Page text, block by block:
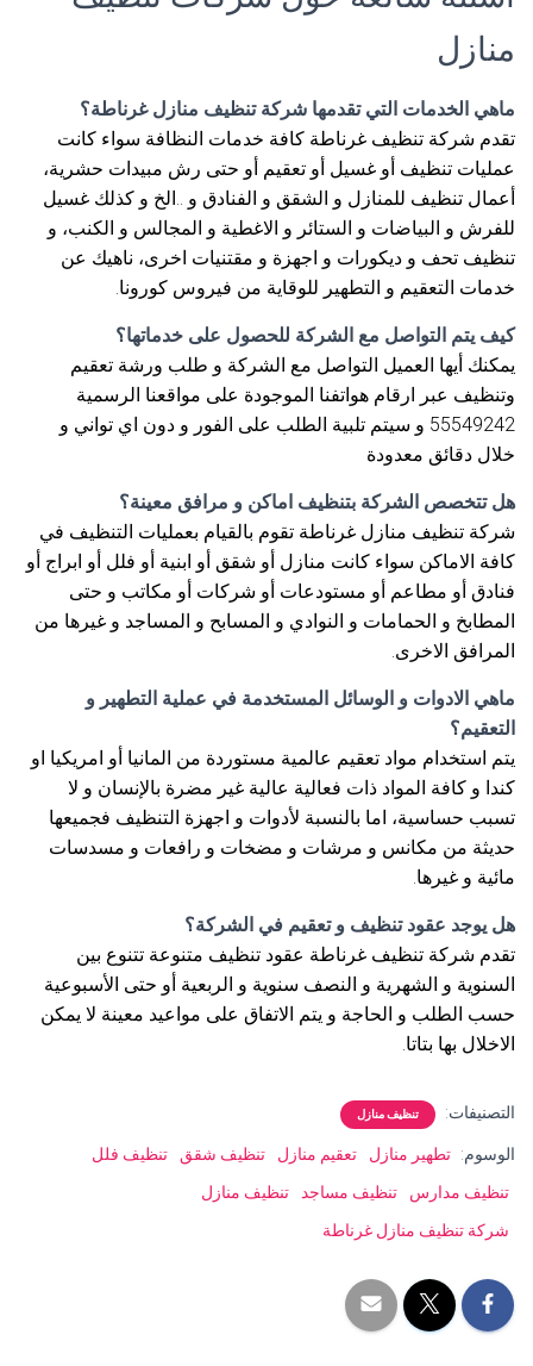
منازل
ماهي الخدمات التي تقدمها شركة تنظيف منازل غرناطة؟
تقدم شركة تنظيف غرناطة كافة خدمات النظافة سواء كانت
عمليات تنظيف أو غسيل أو تعقيم أو حتى رش مبيدات حشرية،
أعمال تنظيف للمنازل و الشقق و الفنادق و ..الخ و كذلك غسيل
للفرش و البياضات و الستائر و الاغطية و المجالس و الكنب، و
تنظيف تحف و ديكورات و اجهزة و مقتنيات اخرى، ناهيك عن
خدمات التعقيم و التطهير للوقاية من فيروس كورونا.
كيف يتم التواصل مع الشركة للحصول على خدماتها؟
يمكنك أيها العميل التواصل مع الشركة و طلب ورشة تعقيم
وتنظيف عبر ارقام هواتفنا الموجودة على مواقعنا الرسمية
55549242 و سيتم تلبية الطلب على الفور و دون اي تواني و
خلال دقائق معدودة
هل تتخصص الشركة بتنظيف اماكن و مرافق معينة؟
شركة تنظيف منازل غرناطة تقوم بالقيام بعمليات التنظيف في
كافة الاماكن سواء كانت منازل أو شقق أو ابنية أو فلل أو ابراج أو
فنادق أو مطاعم أو مستودعات أو شركات أو مكاتب و حتى
المطابخ و الحمامات و النوادي و المسابح و المساجد و غيرها من
المرافق الاخرى.
ماهي الادوات و الوسائل المستخدمة في عملية التطهير و
التعقيم؟
يتم استخدام مواد تعقيم عالمية مستوردة من المانيا أو امريكيا او
كندا و كافة المواد ذات فعالية عالية غير مضرة بالإنسان و لا
تسبب حساسية، اما بالنسبة لأدوات و اجهزة التنظيف فجميعها
حديثة من مكانس و مرشات و مضخات و رافعات و مسدسات
مائية و غيرها.
هل يوجد عقود تنظيف و تعقيم في الشركة؟
تقدم شركة تنظيف غرناطة عقود تنظيف متنوعة تتنوع بين
السنوية و الشهرية و النصف سنوية و الربعية أو حتى الأسبوعية
حسب الطلب و الحاجة و يتم الاتفاق على مواعيد معينة لا يمكن
الاخلال بها بتاتا.
التصنيفات: تنظيف منازل
الوسوم: تطهير منازل تعقيم منازل تنظيف شقق
تنظيف فلل
تنظيف مدارس
تنظيف مساجد
تنظيف منازل
شركة تنظيف منازل غرناطة